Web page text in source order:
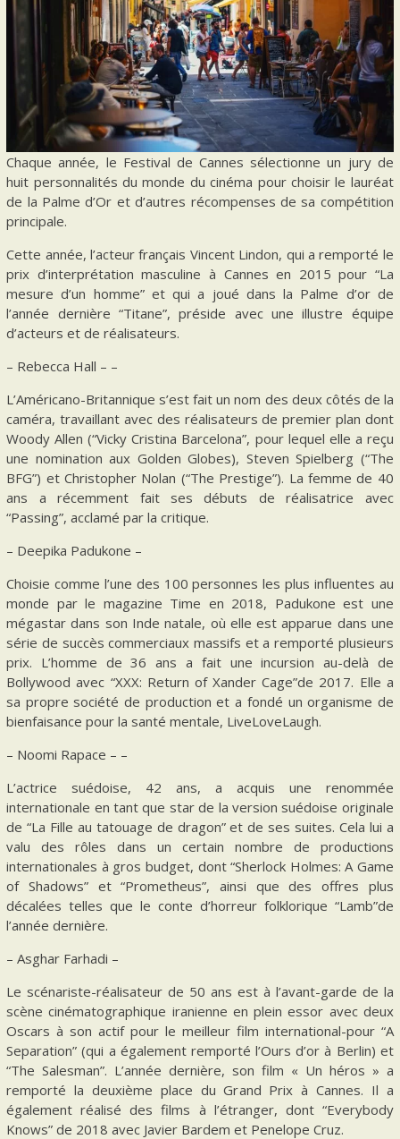
Chaque année, le Festival de Cannes sélectionne un jury de
huit personnalités du monde du cinéma pour choisir le lauréat
de la Palme d’Or et d’autres récompenses de sa compétition
principale.
Cette année, l’acteur français Vincent Lindon, qui a remporté le
prix d’interprétation masculine à Cannes en 2015 pour “La
mesure d’un homme” et qui a joué dans la Palme d’or de
l’année dernière “Titane”, préside avec une illustre équipe
d’acteurs et de réalisateurs.
– Rebecca Hall – –
L’Américano-Britannique s’est fait un nom des deux côtés de la
caméra, travaillant avec des réalisateurs de premier plan dont
Woody Allen (“Vicky Cristina Barcelona”, pour lequel elle a reçu
une nomination aux Golden Globes), Steven Spielberg (“The
BFG”) et Christopher Nolan (“The Prestige”). La femme de 40
ans a récemment fait ses débuts de réalisatrice avec
“Passing”, acclamé par la critique.
– Deepika Padukone –
Choisie comme l’une des 100 personnes les plus influentes au
monde par le magazine Time en 2018, Padukone est une
mégastar dans son Inde natale, où elle est apparue dans une
série de succès commerciaux massifs et a remporté plusieurs
prix. L’homme de 36 ans a fait une incursion au-delà de
Bollywood avec “XXX: Return of Xander Cage”de 2017. Elle a
sa propre société de production et a fondé un organisme de
bienfaisance pour la santé mentale, LiveLoveLaugh.
– Noomi Rapace – –
L’actrice suédoise, 42 ans, a acquis une renommée
internationale en tant que star de la version suédoise originale
de “La Fille au tatouage de dragon” et de ses suites. Cela lui a
valu des rôles dans un certain nombre de productions
internationales à gros budget, dont “Sherlock Holmes: A Game
of Shadows” et “Prometheus”, ainsi que des offres plus
décalées telles que le conte d’horreur folklorique “Lamb”de
l’année dernière.
– Asghar Farhadi –
Le scénariste-réalisateur de 50 ans est à l’avant-garde de la
scène cinématographique iranienne en plein essor avec deux
Oscars à son actif pour le meilleur film international-pour “A
Separation” (qui a également remporté l’Ours d’or à Berlin) et
“The Salesman”. L’année dernière, son film « Un héros » a
remporté la deuxième place du Grand Prix à Cannes. Il a
également réalisé des films à l’étranger, dont “Everybody
Knows” de 2018 avec Javier Bardem et Penelope Cruz.